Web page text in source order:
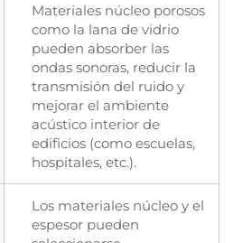
Materiales núcleo porosos
como la lana de vidrio
pueden absorber las
ondas sonoras, reducir la
transmisión del ruido y
mejorar el ambiente
acústico interior de
edificios (como escuelas,
hospitales, etc.).
Los materiales núcleo y el
espesor pueden